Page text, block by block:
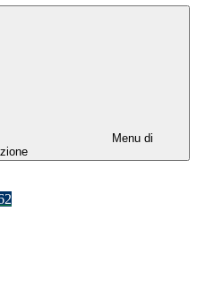
Menu di